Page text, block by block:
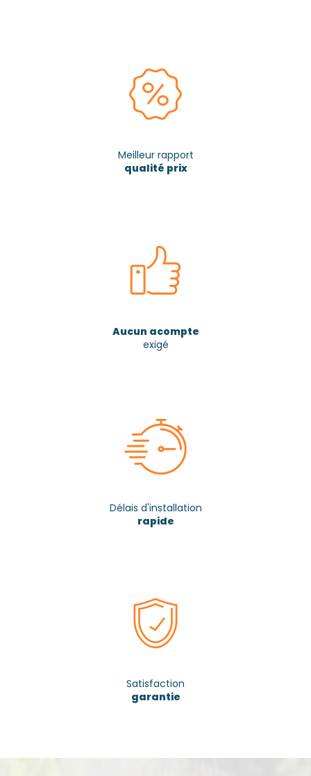
Meilleur rapport
qualité prix
Aucun acompte
exigé
Délais d'installation
rapide
Satisfaction
garantie